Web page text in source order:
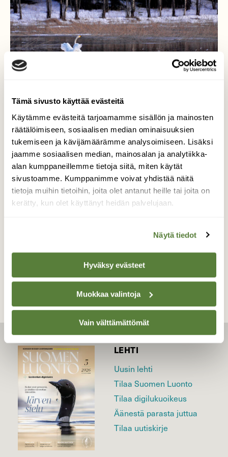
Tämä sivusto käyttää evästeitä
Käytämme evästeitä tarjoamamme sisällön ja mainosten
räätälöimiseen, sosiaalisen median ominaisuuksien
tukemiseen ja kävijämäärämme analysoimiseen. Lisäksi
jaamme sosiaalisen median, mainosalan ja analytiikka-
alan kumppaneillemme tietoja siitä, miten käytät
sivustoamme. Kumppanimme voivat yhdistää näitä
tietoja muihin tietoihin, joita olet antanut heille tai joita on
kerätty, kun olet käyttänyt heidän palvelujaan.
Näytä tiedot
Hyväksy evästeet
Muokkaa valintoja
Vain välttämättömät
Kevät
Järvi alkaa olla jo sula täällä Uudenmaan-
läänin rajalla .Laulujoutsenia on
n.kymmenkunta. Kevään tulon voi aistia..
Valokuvaaja: Jenni Merilä, Perniö 2.3.2016
TAKAISIN LISTAAN
LEHTI
Uusin lehti
Tilaa Suomen Luonto
Tilaa digilukuoikeus
Äänestä parasta juttua
Tilaa uutiskirje